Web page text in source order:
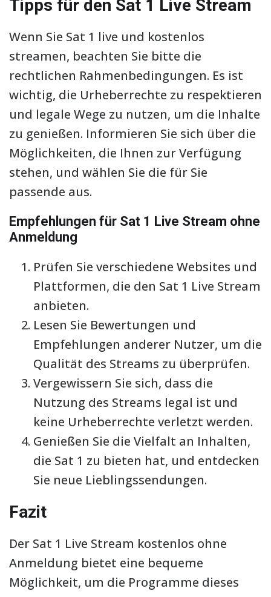
Tipps für den Sat 1 Live Stream
Wenn Sie Sat 1 live und kostenlos
streamen, beachten Sie bitte die
rechtlichen Rahmenbedingungen. Es ist
wichtig, die Urheberrechte zu respektieren
und legale Wege zu nutzen, um die Inhalte
zu genießen. Informieren Sie sich über die
Möglichkeiten, die Ihnen zur Verfügung
stehen, und wählen Sie die für Sie
passende aus.
Empfehlungen für Sat 1 Live Stream ohne
Anmeldung
Prüfen Sie verschiedene Websites und
Plattformen, die den Sat 1 Live Stream
anbieten.
Lesen Sie Bewertungen und
Empfehlungen anderer Nutzer, um die
Qualität des Streams zu überprüfen.
Vergewissern Sie sich, dass die
Nutzung des Streams legal ist und
keine Urheberrechte verletzt werden.
Genießen Sie die Vielfalt an Inhalten,
die Sat 1 zu bieten hat, und entdecken
Sie neue Lieblingssendungen.
Fazit
Der Sat 1 Live Stream kostenlos ohne
Anmeldung bietet eine bequeme
Möglichkeit, um die Programme dieses